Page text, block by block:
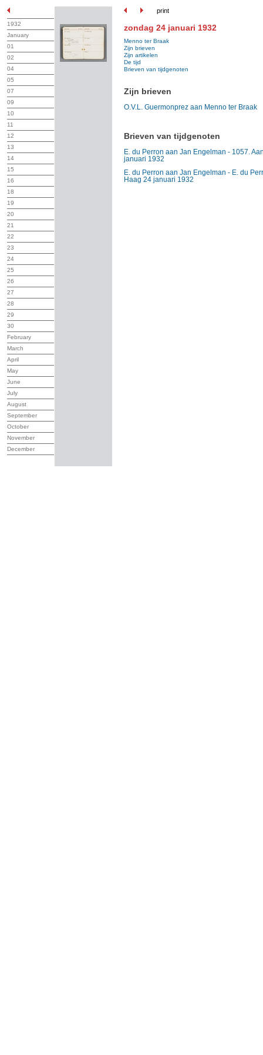
print
1932
January
01
02
04
05
07
09
10
11
12
13
14
15
16
18
19
20
21
22
23
24
25
26
27
28
29
30
February
March
April
May
June
July
August
September
October
November
December
zondag 24 januari 1932
Menno ter Braak
Zijn brieven
Zijn artikelen
De tijd
Brieven van tijdgenoten
Zijn brieven
O.V.L. Guermonprez aan Menno ter Braak
Brieven van tijdgenoten
E. du Perron aan Jan Engelman - 1057.
januari 1932
E. du Perron aan Jan Engelman - E. du
Haag 24 januari 1932